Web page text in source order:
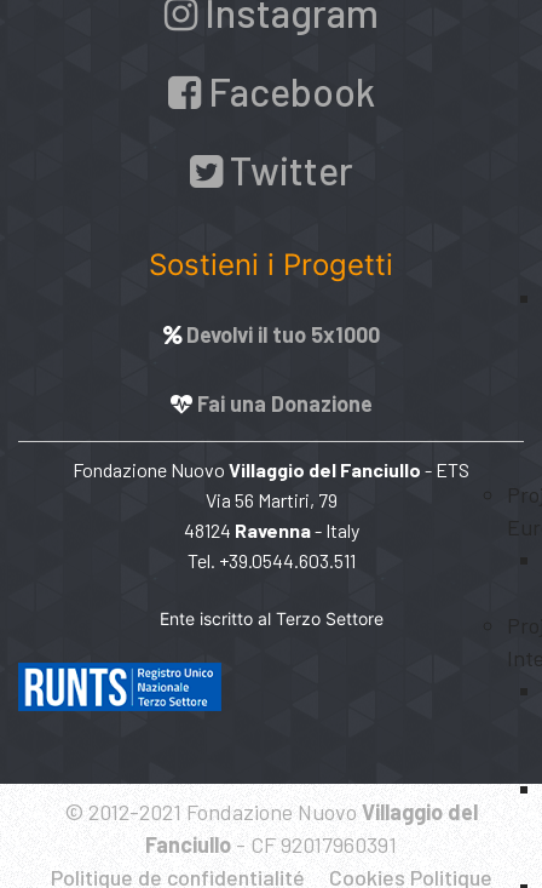
Instagram
Facebook
Twitter
Sostieni i Progetti
Devolvi il tuo 5x1000
Fai una Donazione
Fondazione Nuovo Villaggio del Fanciullo - ETS
Via 56 Martiri, 79
48124 Ravenna- Italy
Tel. +39.0544.603.511
Ente iscritto al Terzo Settore
© 2012-2021 Fondazione NuovoVillaggio del
Fanciullo - CF 92017960391
Politique de confidentialité
Cookies Politique